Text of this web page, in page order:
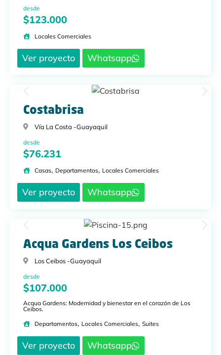
desde
$123.000
Locales Comerciales
Ver proyecto Whatsapp
Costabrisa
Vía La Costa -Guayaquil
desde
$76.231
Casas, Departamentos, Locales Comerciales
Ver proyecto Whatsapp
Acqua Gardens Los Ceibos
Los Ceibos -Guayaquil
desde
$107.000
Acqua Gardens: Modernidad y bienestar en el corazón de Los
Ceibos.
Departamentos, Locales Comerciales, Suites
Ver proyecto Whatsapp